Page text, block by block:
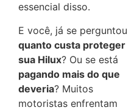
essencial disso.
E você, já se perguntou
quanto custa proteger
sua Hilux? Ou se está
pagando mais do que
deveria? Muitos
motoristas enfrentam